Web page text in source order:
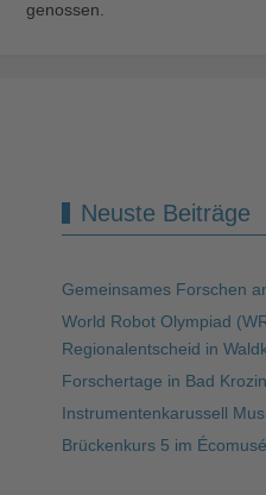
genossen.
Neuste Beiträge
Gemeinsames Forschen
World Robot Olympiad
Regionalentscheid in
Forschertage in Bad
Instrumentenkarussell
Brückenkurs 5 im